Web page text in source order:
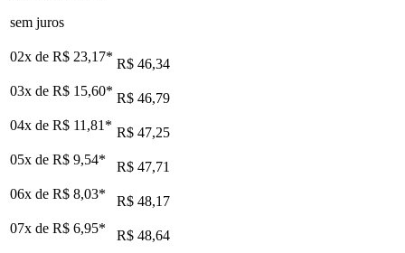
sem juros
02x de R$ 23,17* R$ 46,34
03x de R$ 15,60* R$ 46,79
04x de R$ 11,81 * R$ 47,25
05x de R$ 9,54*
R$ 47,71
06x de R$ 8,03*
R$ 48,17
07x de R$ 6,95*
R$ 48,64